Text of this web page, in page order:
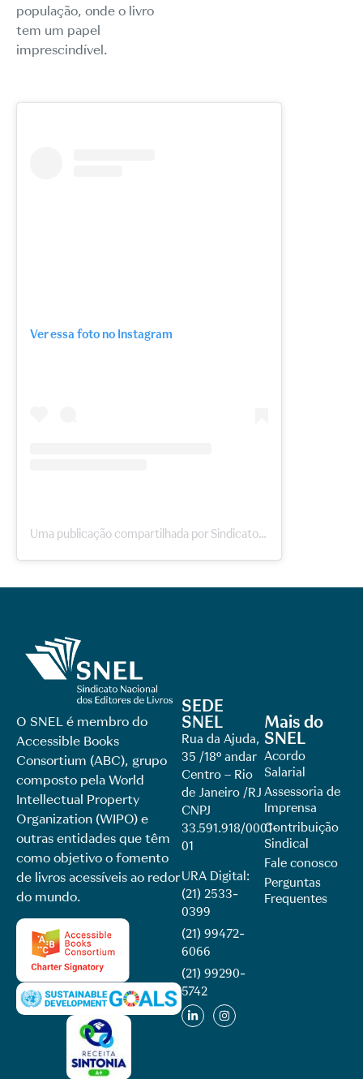
população, onde o livro
tem um papel
imprescindível.
Ver essa foto no Instagram
Uma publicação compartilhada por Sindicato Nacional dos Editores de Livros (@sneloficial)
O SNEL é membro do
Accessible Books
Consortium (ABC), grupo
composto pela World
Intellectual Property
Organization (WIPO) e
outras entidades que têm
como objetivo o fomento
de livros acessíveis ao redor
do mundo.
SEDE
SNEL
Rua da Ajuda,
35 /18º andar
Centro – Rio
de Janeiro /RJ
CNPJ
33.591.918/0001-
01
URA Digital:
(21) 2533-
0399
(21) 99472-
6066
(21) 99290-
5742​
Mais do
SNEL
Acordo
Salarial
Assessoria de
Imprensa
Contribuição
Sindical
Fale conosco
Perguntas
Frequentes